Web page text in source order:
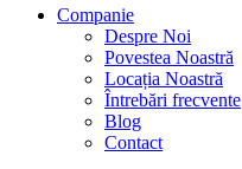
Companie
Despre Noi
Povestea Noastră
Locația Noastră
Întrebări frecvente
Blog
Contact